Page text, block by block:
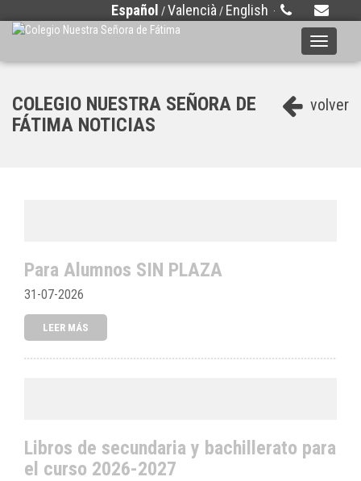
Español /Valencià / English ·
Toggle
volver
COLEGIO NUESTRA SEÑORA DE
FÁTIMA NOTICIAS
Para Alumnos SIN PLAZA
31-07-2026
LEER MÁS
Libros de secundaria y bachillerato para
el curso 2026-2027